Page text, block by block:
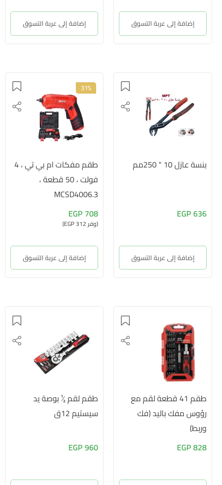
إضافة إلى عربة التسوق إضافة إلى عربة التسوق
بنسة عازل 10 " 250مم
636 EGP
إضافة إلى عربة التسوق
31%
طقم مفكات ام بي تي ، 4
فولت ، 50 قطعة ،
MCSD4006.3
708 EGP
(وفر 312 EGP)
إضافة إلى عربة التسوق
طقم 41 قطعة لقم مع
رؤوس مفك باليد (فك
وربط)
828 EGP
طقم لقم ½ بوصة يد
سيستيم 12ق
960 EGP